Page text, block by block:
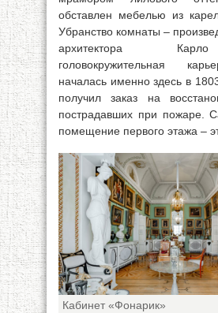
обставлен мебелью из
Убранство комнаты –
архитектора
головокружительная
началась именно здесь в
получил заказ на
пострадавших при пожаре.
помещение первого этажа –
Кабинет «Фонарик»